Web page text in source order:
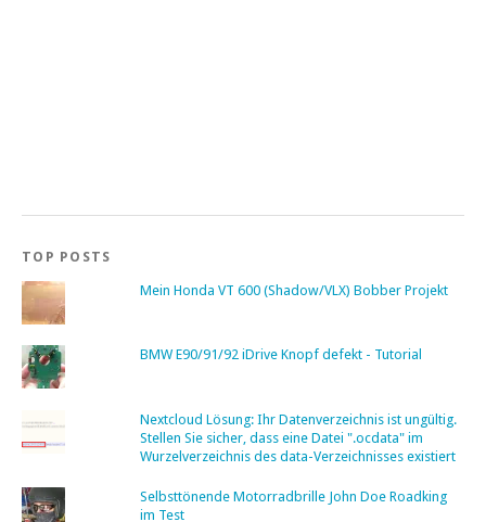
TOP POSTS
Mein Honda VT 600 (Shadow/VLX) Bobber Projekt
BMW E90/91/92 iDrive Knopf defekt - Tutorial
Nextcloud Lösung: Ihr Datenverzeichnis ist ungültig.
Stellen Sie sicher, dass eine Datei ".ocdata" im
Wurzelverzeichnis des data-Verzeichnisses existiert
Selbsttönende Motorradbrille John Doe Roadking
im Test